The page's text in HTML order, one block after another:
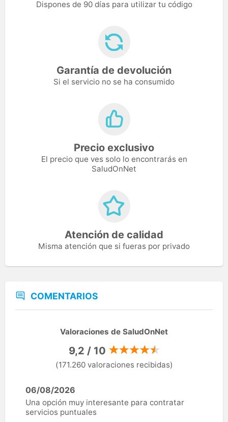
Dispones de 90 días para utilizar tu código
Garantía de devolución
Si el servicio no se ha consumido
Precio exclusivo
El precio que ves solo lo encontrarás en
SaludOnNet
Atención de calidad
Misma atención que si fueras por privado
COMENTARIOS
Valoraciones de SaludOnNet
9,2 / 10
(171.260 valoraciones recibidas)
06/08/2026
Una opción muy interesante para contratar
servicios puntuales